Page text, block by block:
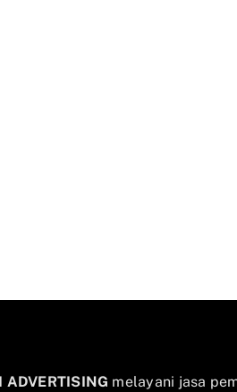
ADVERTISING melayani jasa